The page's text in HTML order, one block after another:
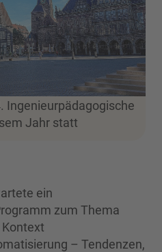
Ingenieurpädagogische
Jahr statt
ein
zum Thema
– Tendenzen,